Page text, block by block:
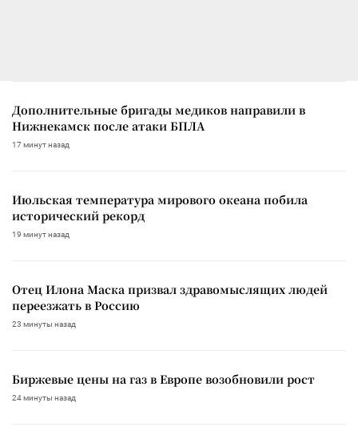
Дополнительные бригады медиков направили в
Нижнекамск после атаки БПЛА
17 минут назад
Июльская температура мирового океана побила
исторический рекорд
19 минут назад
Отец Илона Маска призвал здравомыслящих людей
переезжать в Россию
23 минуты назад
Биржевые цены на газ в Европе возобновили рост
24 минуты назад